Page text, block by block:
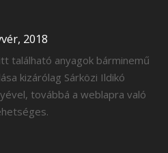
2018
található anyagok bárminemű
kizárólag Sárközi Ildikó
továbbá a weblapra való